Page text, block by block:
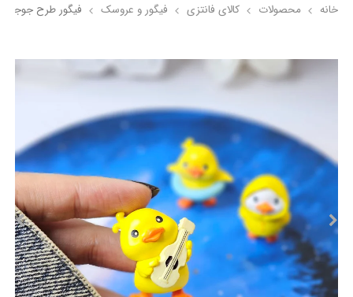
خانه محصولات کالای فانتزی فیگور و عروسک فیگور طرح جوجه